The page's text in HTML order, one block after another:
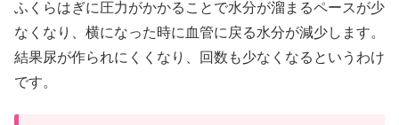
ふくらはぎに圧力がかかることで水分が溜まるペースが少
なくなり、横になった時に血管に戻る水分が減少します。
結果尿が作られにくくなり、回数も少なくなるというわけ
です。